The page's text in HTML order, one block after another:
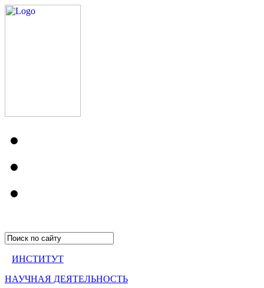
ИНСТИТУТ
НАУЧНАЯ ДЕЯТЕЛЬНОСТЬ